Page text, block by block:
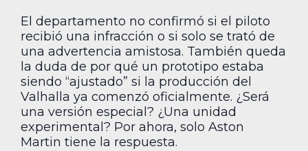
El departamento no confirmó si el piloto
recibió una infracción o si solo se trató de
una advertencia amistosa. También queda
la duda de por qué un prototipo estaba
siendo “ajustado” si la producción del
Valhalla ya comenzó oficialmente. ¿Será
una versión especial? ¿Una unidad
experimental? Por ahora, solo Aston
Martin tiene la respuesta.